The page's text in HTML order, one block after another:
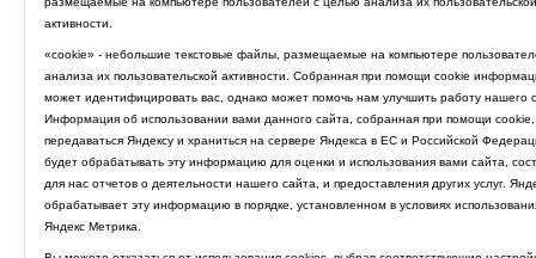
активности.
«cookie» - небольшие текстовые файлы, размещаемые на компьютере
анализа их пользовательской активности. Собранная при помощи cookie
может идентифицировать вас, однако может помочь нам улучшить работу нашего
Информация об использовании вами данного сайта, собранная при помощи cookie,
передаваться Яндексу и храниться на сервере Яндекса в ЕС и Российской
будет обрабатывать эту информацию для оценки и использования вами сайта,
для нас отчетов о деятельности нашего сайта, и предоставления других услуг.
обрабатывает эту информацию в порядке, установленном в условиях
Яндекс Метрика.